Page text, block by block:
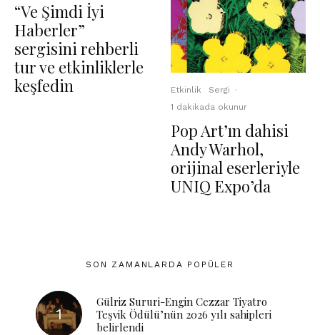
“Ve Şimdi İyi
Haberler”
sergisini rehberli
tur ve etkinliklerle
keşfedin
Etkinlik Sergi
·
1 dakikada okunur
Pop Art’ın dahisi
Andy Warhol,
orijinal eserleriyle
UNIQ Expo’da
SON ZAMANLARDA POPÜLER
Gülriz Sururi-Engin Cezzar Tiyatro
Teşvik Ödülü’nün 2026 yılı sahipleri
belirlendi